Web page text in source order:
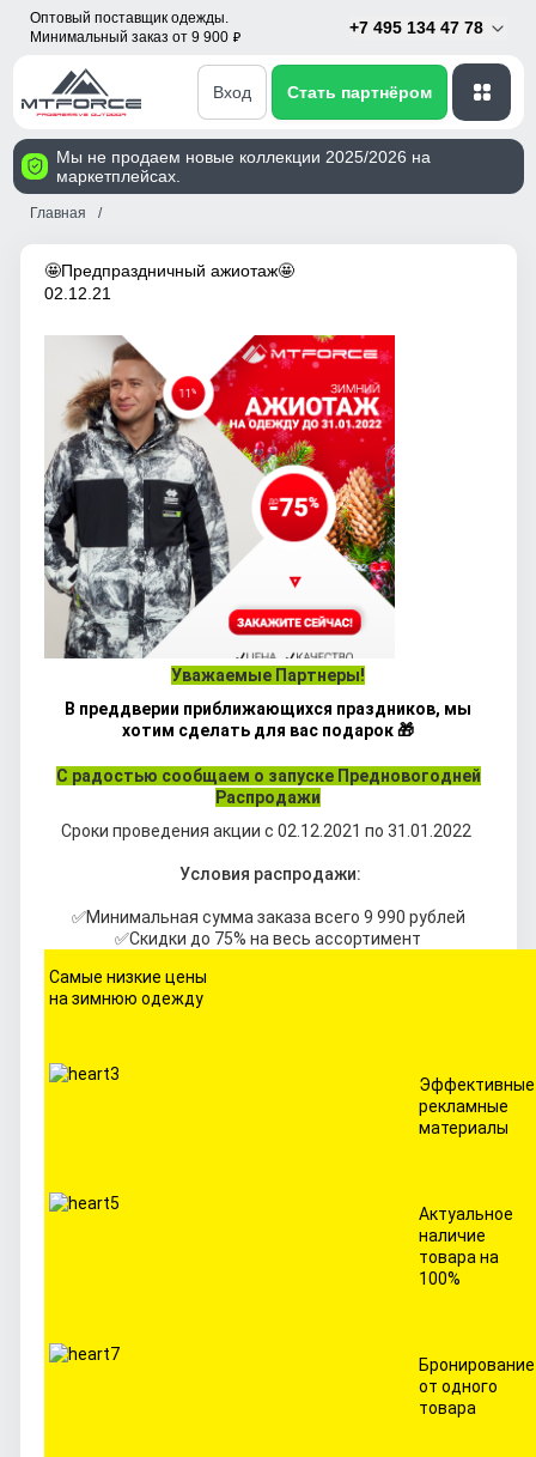
Оптовый поставщик одежды.
Минимальный заказ от 9 900 p
+7 495 134 47 78
Вход Стать партнёром
Мы не продаем новые коллекции 2025/2026 на
маркетплейсах.
Главная
🤩Предпраздничный ажиотаж🤩
02.12.21
Уважаемые Партнеры!
В преддверии приближающихся праздников, мы
хотим сделать для вас подарок 🎁
С радостью сообщаем о запуске Предновогодней
Распродажи
Сроки проведения акции с 02.12.2021 по 31.01.2022
Условия распродажи:
✅Минимальная сумма заказа всего 9 990 рублей
✅Скидки до 75% на весь ассортимент
Самые низкие цены
на зимнюю одежду
Эффективные
рекламные
материалы
Актуальное
наличие
товара на
100%
Бронирование
от одного
товара